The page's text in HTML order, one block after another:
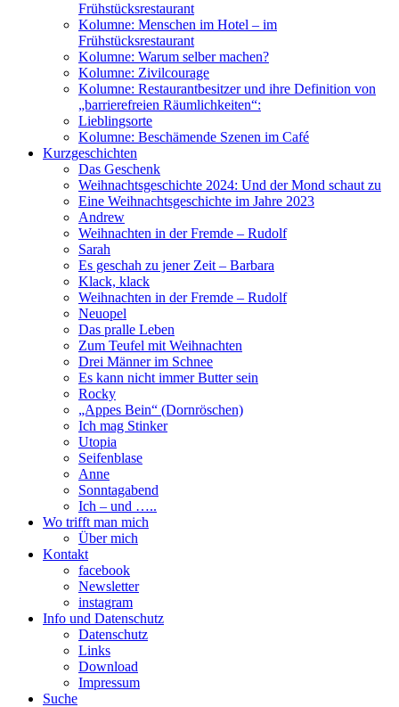
Frühstücksrestaurant
Kolumne: Menschen im Hotel – im
Frühstücksrestaurant
Kolumne: Warum selber machen?
Kolumne: Zivilcourage
Kolumne: Restaurantbesitzer und ihre Definition von
„barrierefreien Räumlichkeiten“:
Lieblingsorte
Kolumne: Beschämende Szenen im Café
Kurzgeschichten
Das Geschenk
Weihnachtsgeschichte 2024: Und der Mond schaut zu
Eine Weihnachtsgeschichte im Jahre 2023
Andrew
Weihnachten in der Fremde – Rudolf
Sarah
Es geschah zu jener Zeit – Barbara
Klack, klack
Weihnachten in der Fremde – Rudolf
Neuopel
Das pralle Leben
Zum Teufel mit Weihnachten
Drei Männer im Schnee
Es kann nicht immer Butter sein
Rocky
„Appes Bein“ (Dornröschen)
Ich mag Stinker
Utopia
Seifenblase
Anne
Sonntagabend
Ich – und …..
Wo trifft man mich
Über mich
Kontakt
facebook
Newsletter
instagram
Info und Datenschutz
Datenschutz
Links
Download
Impressum
Suche